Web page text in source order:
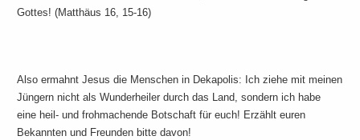
Gottes! (Matthäus 16, 15-16)
Also ermahnt Jesus die Menschen in Dekapolis: Ich ziehe mit meinen
Jüngern nicht als Wunderheiler durch das Land, sondern ich habe
eine heil- und frohmachende Botschaft für euch! Erzählt euren
Bekannten und Freunden bitte davon!